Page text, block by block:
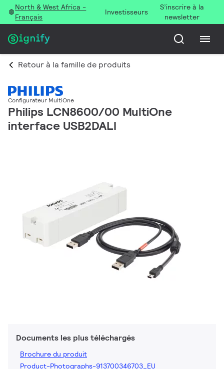
North & West Africa -
Français
Investisseurs
S’inscrire à la
newsletter
Retour à la famille de produits
Configurateur MultiOne
Philips LCN8600/00 MultiOne
interface USB2DALI
Documents les plus téléchargés
Brochure du produit
Product-Photographs-913700346703_EU